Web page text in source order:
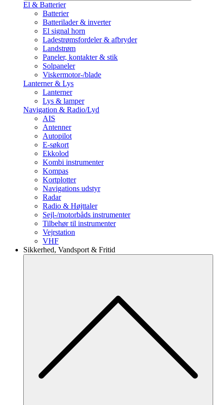
El & Batterier
Batterier
Batterilader & inverter
El signal horn
Ladestrømsfordeler & afbryder
Landstrøm
Paneler, kontakter & stik
Solpaneler
Viskermotor-/blade
Lanterner & Lys
Lanterner
Lys & lamper
Navigation & Radio/Lyd
AIS
Antenner
Autopilot
E-søkort
Ekkolod
Kombi instrumenter
Kompas
Kortplotter
Navigations udstyr
Radar
Radio & Højttaler
Sejl-/motorbåds instrumenter
Tilbehør til instrumenter
Vejrstation
VHF
Sikkerhed, Vandsport & Fritid